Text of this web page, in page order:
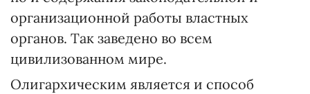
организационной работы властных
органов. Так заведено во всем
цивилизованном мире.
Олигархическим является и способ